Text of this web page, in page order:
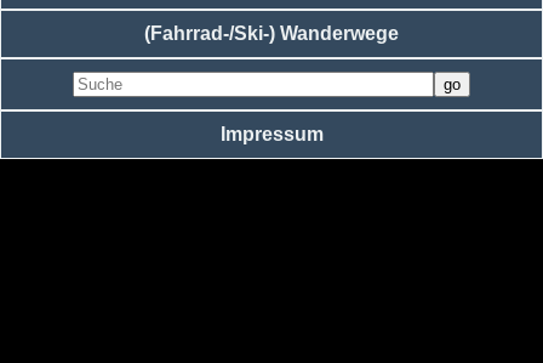
(Fahrrad-/Ski-) Wanderwege
Impressum